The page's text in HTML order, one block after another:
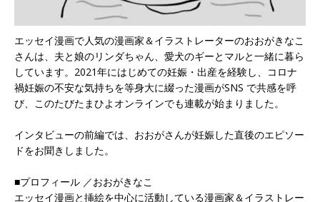
エッセイ漫画で人気の漫画家＆イラストレーターのおおがきなこ
さんは、夫と娘のリンダちゃん、愛犬のギーとマルと一緒に暮ら
しています。2021年にはじめての妊娠・出産を経験し、コロナ
禍妊娠の不安な気持ちを等身大に綴った漫画がSNS で共感を呼
び、このたびたまひよオンラインでも連載が始まりました。
インタビューの前編では、おおがさんが妊娠した直後のエピソー
ドをお聞きしました。
■プロフィール ／おおがきなこ
エッセイ漫画と挿絵を中心に活動している漫画家＆イラストレー